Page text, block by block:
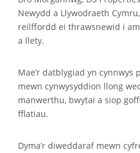
Newydd a Llywodraeth
reilffordd ei thrawsnewid i
a llety.
Mae’r datblygiad yn cynnwys
mewn cynwysyddion llong
manwerthu, bwytai a siop
fflatiau.
Dyma’r diweddaraf mewn